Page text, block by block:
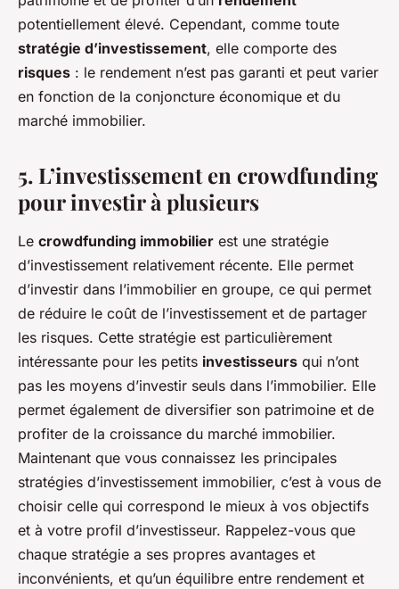
potentiellement élevé. Cependant, comme toute
stratégie d’investissement, elle comporte des
risques : le rendement n’est pas garanti et peut varier
en fonction de la conjoncture économique et du
marché immobilier.
5. L’investissement en crowdfunding
pour investir à plusieurs
Le crowdfunding immobilier est une stratégie
d’investissement relativement récente. Elle permet
d’investir dans l’immobilier en groupe, ce qui permet
de réduire le coût de l’investissement et de partager
les risques. Cette stratégie est particulièrement
intéressante pour les petits investisseurs qui n’ont
pas les moyens d’investir seuls dans l’immobilier. Elle
permet également de diversifier son patrimoine et de
profiter de la croissance du marché immobilier.
Maintenant que vous connaissez les principales
stratégies d’investissement immobilier, c’est à vous de
choisir celle qui correspond le mieux à vos objectifs
et à votre profil d’investisseur. Rappelez-vous que
chaque stratégie a ses propres avantages et
inconvénients, et qu’un équilibre entre rendement et